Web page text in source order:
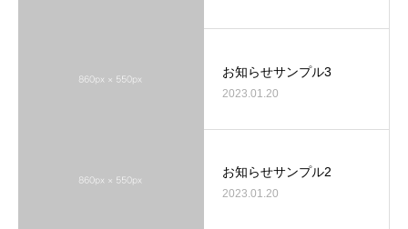
お知らせサンプル3
2023.01.20
お知らせサンプル2
2023.01.20